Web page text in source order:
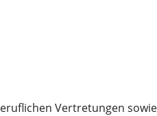
Vertretungen sowie